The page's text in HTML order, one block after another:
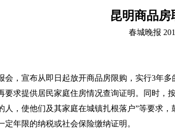
昆明商品房
春城晚报
会，宣布从即日起放开商品房限购，实行3年多
求提供居民家庭住房情况查询证明。同时，
，使他们及其家庭在城镇扎根落户”等要求
年限的纳税或社会保险缴纳证明。